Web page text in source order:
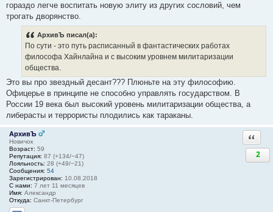
гораздо легче воспитать новую элиту из других сословий, чем
трогать дворянство.
АрхивЪ писал(а):
По сути - это путь расписанный в фантастических работах
философа Хайнлайна и с высоким уровнем милитаризации
общества.
Это вы про звездный десант??? Плюньте на эту философию.
Офицерье в принципе не способно управлять государством. В
России 19 века был высокий уровень милитаризации общества, а
либерасты и террористы плодились как тараканы.
АрхивЪ
Новичок
Возраст: 59
Репутация: 87 (+134/−47)
Лояльность: 28 (+49/−21)
Сообщения: 54
Зарегистрирован: 10.08.2018
С нами: 7 лет 11 месяцев
Имя: Александр
Откуда: Санкт-Петербург
2